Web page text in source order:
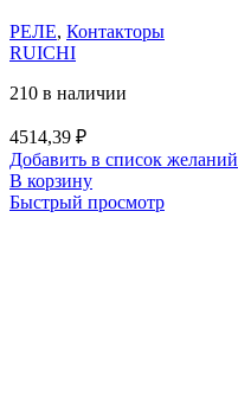
РЕЛЕ, Контакторы
RUICHI
210 в наличии
4514,39 ₽
Добавить в список желаний
В корзину
Быстрый просмотр